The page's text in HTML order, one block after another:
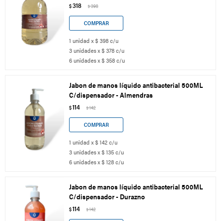
$318 $398
1 unidad x $ 398 c/u
3 unidades x $ 378 c/u
6 unidades x $ 358 c/u
Jabon de manos líquido antibacterial 500ML
C/dispensador - Almendras
$114 $142
1 unidad x $ 142 c/u
3 unidades x $ 135 c/u
6 unidades x $ 128 c/u
Jabon de manos líquido antibacterial 500ML
C/dispensador - Durazno
$114 $142